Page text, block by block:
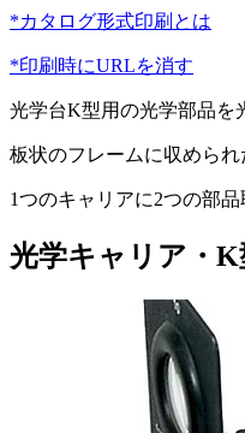
*カタログ形式印刷とは
*印刷時にURLを消す
光学台K型用の光学部品を
板状のフレームに収めら
1つのキャリアに2つの部
光学キャリア・K